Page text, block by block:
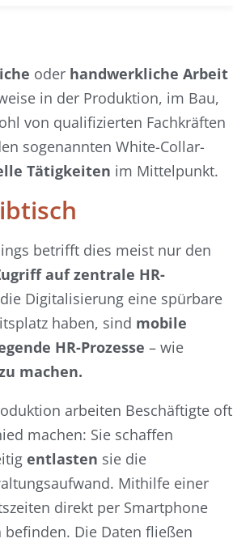
oder handwerkliche Arbeit
in der Produktion, im Bau,
von qualifizierten Fachkräften
sogenannten White-Collar-
Tätigkeiten im Mittelpunkt.
betrifft dies meist nur den
auf zentrale HR-
Digitalisierung eine spürbare
haben, sind mobile
HR-Prozesse – wie
machen.
arbeiten Beschäftigte oft
machen: Sie schaffen
entlasten sie die
Mithilfe einer
direkt per Smartphone
Die Daten fließen